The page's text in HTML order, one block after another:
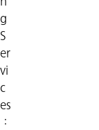
g
S
er
vi
c
es
：